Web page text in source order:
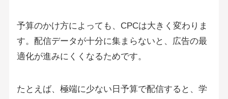
予算のかけ方によっても、CPCは大きく変わりま
す。配信データが十分に集まらないと、広告の最
適化が進みにくくなるためです。
たとえば、極端に少ない日予算で配信すると、学